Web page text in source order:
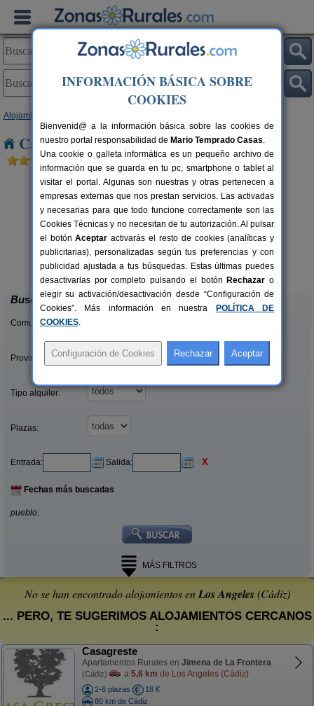
Alojamientos
Casas Rurales cerca de Los Angeles
4+2 pers.
desde27 €
El Paraíso Rural
Algar (Cádiz)
Buscar
Comunidades:
Provincias/Islas:
Tipo alquiler:
Plazas:
Entrada: Salida: X
Fechas más buscadas
pueblo:
MÁS FILTROS
No se han encontrado alojamientos enLos Angeles(Cádiz)
... PERO, TE SUGERIMOS ALOJAMIENTOS CERCANOS
:
Casagreste
Apartamentos Rurales en Jimena de La Frontera
(Cádiz) a 5,6 km de Los Angeles (Cádiz)
2-6 plazas
18 €
80 km de Cádiz
INFORMACIÓN BÁSICA SOBRE
COOKIES
Bienvenid@ a la información básica sobre las cookies de
nuestro portal responsabilidad de Mario Temprado Casas.
Una cookie o galleta informática es un pequeño archivo de
información que se guarda en tu pc, smartphone o tablet al
visitar el portal. Algunas son nuestras y otras pertenecen a
empresas externas que nos prestan servicios. Las activadas
y necesarias para que todo funcione correctamente son las
Cookies Técnicas y no necesitan de tu autorización. Al pulsar
el botónAceptar activarás el resto de cookies (analíticas y
publicitarias), personalizadas según tus preferencias y con
publicidad ajustada a tus búsquedas. Estas últimas puedes
desactivarlas por completo pulsando el botón Rechazar o
elegir su activación/desactivación desde “Configuración de
Cookies”. Más información en nuestra
POLÍTICA DE
COOKIES.